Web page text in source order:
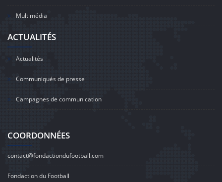
Multimédia
ACTUALITÉS
Actualités
Communiqués de presse
Campagnes de communication
COORDONNÉES
contact@fondactiondufootball.com
Fondaction du Football